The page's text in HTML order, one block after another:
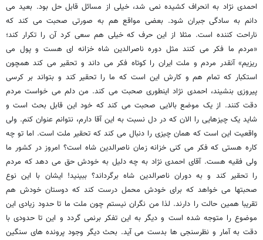
احمدی نژاد به انحراف کشیده نمی شد، خیلی از مسائل قابل حل بود. بعید می
دانم به سادگی جبران شود. بعضی مواقع هم به صورتی صحبت می کند که
ناراحت کننده است. مثلا از این حرف که خیلی هم سعی کرد آن را تکرار کند؛
«مردم ما فکر می کنند مثل دوره ناصرالدین شاه خزانه ای هست و پول می
ریزیم» آنقدر مردم و ملت ایران را کوتاه فکر می داند و تحقیر می کند همچون
استکبار که تمام هم و کارش این است که ما را تحقیر کند و بتواند بر کرسی
پیروزی بنشیند، احمدی نژاد اینطوری صحبت می کند. من دلم می خواست مردم
دقت کنند. از یک موضع بالایی صحبت می کند که خود این قابل بحث است و
شاید یک چیزهایی را الان که در دل نسبت به این آقا دارم، نتوانم عنوان کنم. ولی
واقعیت این است که همان چیزی را دنبال می کند که تحقیر ملت است. اما تو چه
کاره هستی که فکر می کنی خزانه زمان ناصرالدین شاه است؟ امروز در کشور ما
ولی فقیه هست. آقای احمدی نژاد به چه دلیل به خودش حق می دهد که مردم
را تحقیر کند و به دوران ناصرالدین شاه برگرداند؟ ببینید! ایشان با این نوع
صحبتها می خواهد که برای خودش محمل درست کند که دوستان خودش هم
تقریبا همین حالت را دارند. لذا من نگران نیستم چون ملت ما تا حدود زیادی این
موضوع را متوجه شده است و دیگر به این تفکر برنمی گردد و این تا حدودی با
دقت به آمار و نظرسنجی ها بدست می آید. بحث دیگر وجود پرونده های سنگین